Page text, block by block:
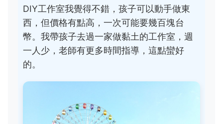
DIY工作室我覺得不錯，孩子可以動手做東
西，但價格有點高，一次可能要幾百塊台
幣。我帶孩子去過一家做黏土的工作室，週
一人少，老師有更多時間指導，這點蠻好
的。